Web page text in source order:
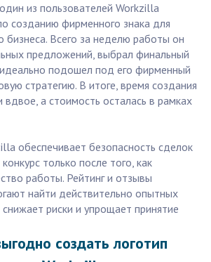
из пользователей Workzilla
созданию фирменного знака для
бизнеса. Всего за неделю работы он
предложений, выбрал финальный
подошел под его фирменный
стратегию. В итоге, время создания
вдвое, а стоимость осталась в рамках
обеспечивает безопасность сделок
только после того, как
работы. Рейтинг и отзывы
найти действительно опытных
риски и упрощает принятие
создать логотип